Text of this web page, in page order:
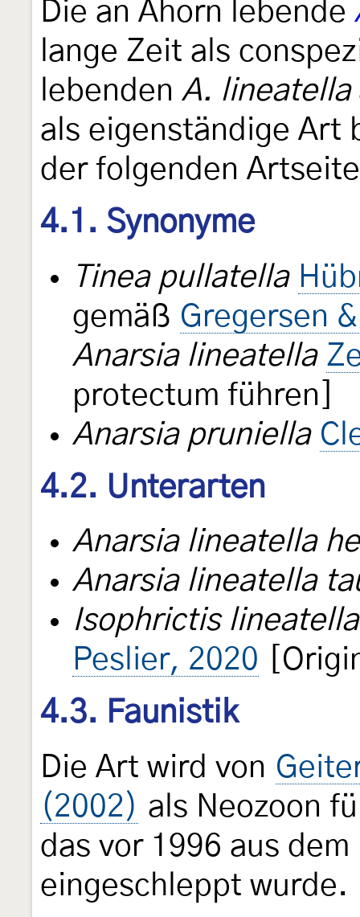
Die an Ahorn lebende
lange Zeit als
lebenden A. lineatella
als eigenständige Art
der folgenden
4.1. Synonyme
Tinea pullatella
gemäß Gregersen
Anarsia lineatella
protectum führen]
Anarsia pruniella
4.2. Unterarten
Anarsia lineatella
Anarsia lineatella
Isophrictis
Peslier, 2020
4.3. Faunistik
Die Art wird von
(2002) als Neozoon
das vor 1996 aus
eingeschleppt wurde.